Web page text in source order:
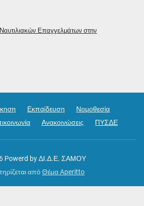
Επαγγελμάτων στην
Εκπαίδευση
Νομοθεσία
Ανακοινώσεις ΠΥΣΔΕ
Powerd by ΔΙ.Δ.Ε. ΣΑΜΟΥ
απόΘέμα Aperitto